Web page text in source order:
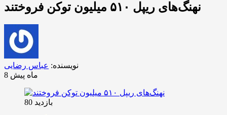
نهنگ‌های ریپل ۵۱۰ میلیون توکن فروختند
نویسنده: عباس رضایی
8 ماه پیش
بازدید 80